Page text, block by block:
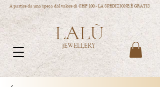
A partire da una spesa dal valore di CHF 100.- LA SPEDIZIONE È GRATIS
LALÙ
JEWELLERY